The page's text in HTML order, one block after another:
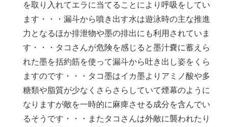
を取り入れてエラに当てることにより呼吸をしてい
ます・・・漏斗から噴き出す水は遊泳時の主な推進
力となるほか排泄物や墨の排出にも利用されていま
す・・・タコさんが危険を感じると墨汁嚢に蓄えら
れた墨を括約筋を使って漏斗から吐き出し姿をくら
ますのです・・・タコ墨はイカ墨よりアミノ酸や多
糖類や脂質が少なくさらさらしていて煙幕のように
なりますが敵を一時的に麻痺させる成分を含んでい
るそうです・・・またタコさんは外敵に襲われたり